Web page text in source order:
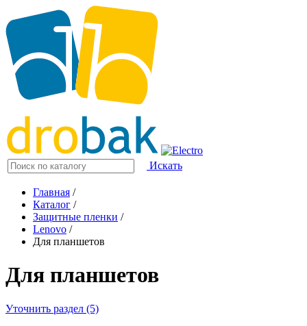
Искать
Главная /
Каталог /
Защитные пленки /
Lenovo /
Для планшетов
Для планшетов
Уточнить раздел (5)